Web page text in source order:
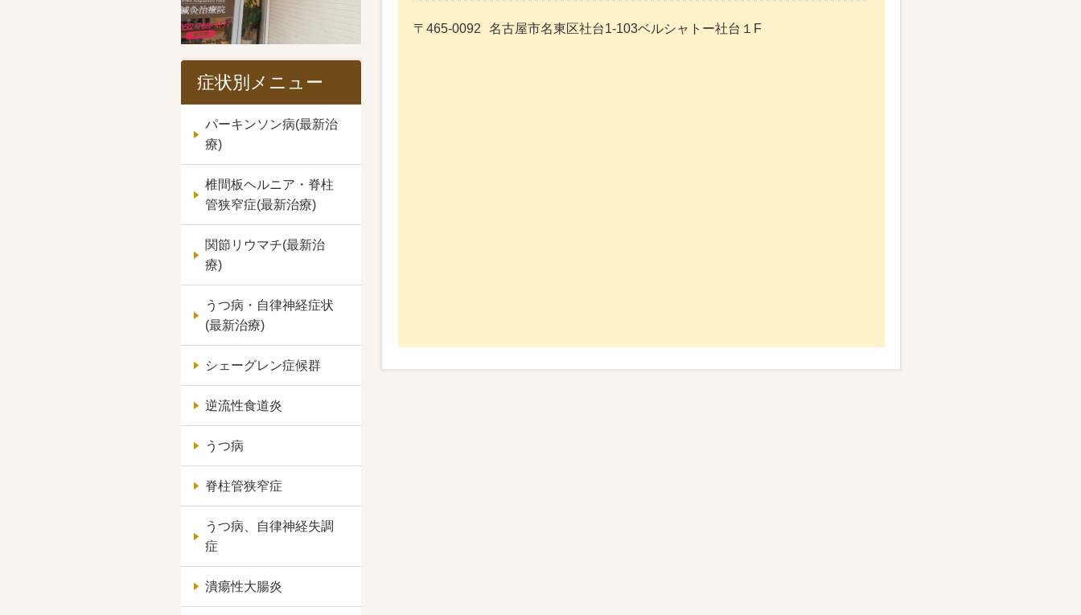
〒465-0092 名古屋市名東区社台1-103ベルシャトー社台１F
症状別メニュー
パーキンソン病(最新治
療)
椎間板ヘルニア・脊柱
管狭窄症(最新治療)
関節リウマチ(最新治
療)
うつ病・自律神経症状
(最新治療)
シェーグレン症候群
逆流性食道炎
うつ病
脊柱管狭窄症
うつ病、自律神経失調
症
潰瘍性大腸炎